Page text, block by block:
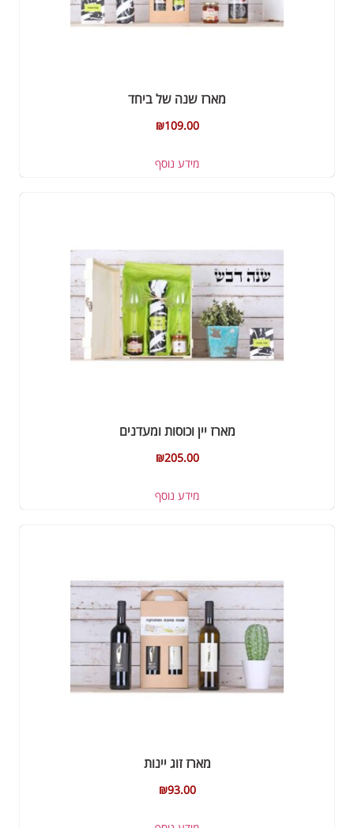
מארז שנה של ביחד
₪109.00
מידע נוסף
מארז יין וכוסות ומעדנים
₪205.00
מידע נוסף
מארז זוג יינות
₪93.00